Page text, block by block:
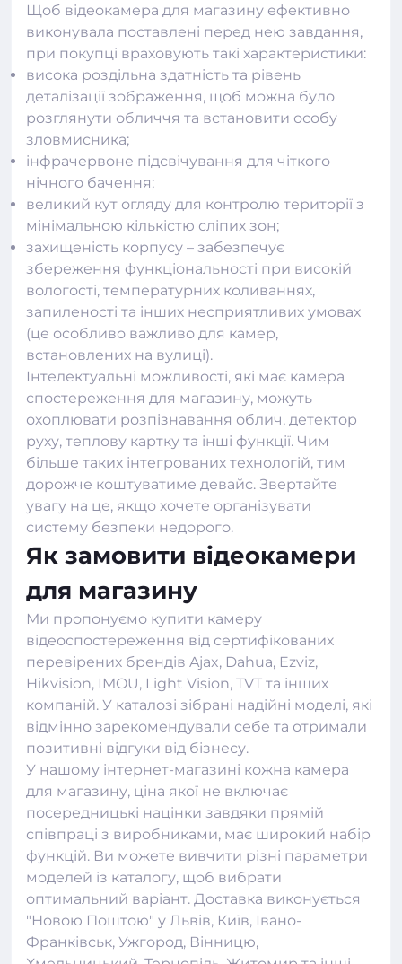
Щоб відеокамера для магазину ефективно
виконувала поставлені перед нею завдання,
при покупці враховують такі характеристики:
висока роздільна здатність та рівень
деталізації зображення, щоб можна було
розглянути обличчя та встановити особу
зловмисника;
інфрачервоне підсвічування для чіткого
нічного бачення;
великий кут огляду для контролю території з
мінімальною кількістю сліпих зон;
захищеність корпусу – забезпечує
збереження функціональності при високій
вологості, температурних коливаннях,
запиленості та інших несприятливих умовах
(це особливо важливо для камер,
встановлених на вулиці).
Інтелектуальні можливості, які має камера
спостереження для магазину, можуть
охоплювати розпізнавання облич, детектор
руху, теплову картку та інші функції. Чим
більше таких інтегрованих технологій, тим
дорожче коштуватиме девайс. Звертайте
увагу на це, якщо хочете організувати
систему безпеки недорого.
Як замовити відеокамери
для магазину
Ми пропонуємо купити камеру
відеоспостереження від сертифікованих
перевірених брендів Ajax, Dahua, Ezviz,
Hikvision, IMOU, Light Vision, TVT та інших
компаній. У каталозі зібрані надійні моделі, які
відмінно зарекомендували себе та отримали
позитивні відгуки від бізнесу.
У нашому інтернет-магазині кожна камера
для магазину, ціна якої не включає
посередницькі націнки завдяки прямій
співпраці з виробниками, має широкий набір
функцій. Ви можете вивчити різні параметри
моделей із каталогу, щоб вибрати
оптимальний варіант. Доставка виконується
"Новою Поштою" у Львів, Київ, Івано-
Франківськ, Ужгород, Вінницю,